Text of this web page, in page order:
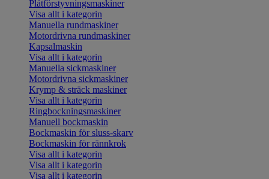
Plåtförstyvningsmaskiner
Visa allt i kategorin
Manuella rundmaskiner
Motordrivna rundmaskiner
Kapsalmaskin
Visa allt i kategorin
Manuella sickmaskiner
Motordrivna sickmaskiner
Krymp & sträck maskiner
Visa allt i kategorin
Ringbockningsmaskiner
Manuell bockmaskin
Bockmaskin för sluss-skarv
Bockmaskin för rännkrok
Visa allt i kategorin
Visa allt i kategorin
Visa allt i kategorin